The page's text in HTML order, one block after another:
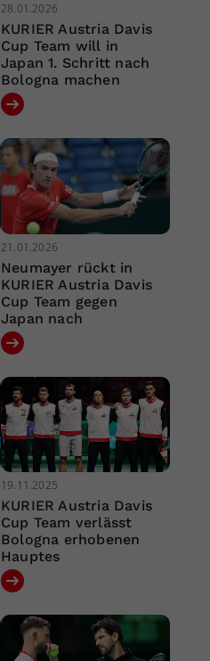
28.01.2026
KURIER Austria Davis
Cup Team will in
Japan 1. Schritt nach
Bologna machen
21.01.2026
Neumayer rückt in
KURIER Austria Davis
Cup Team gegen
Japan nach
19.11.2025
KURIER Austria Davis
Cup Team verlässt
Bologna erhobenen
Hauptes